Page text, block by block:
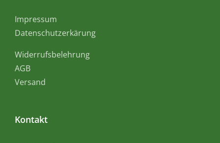
Impressum
Datenschutzerkärung
Widerrufsbelehrung
AGB
Versand
Kontakt